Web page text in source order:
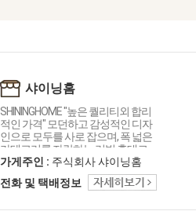
샤이닝홈
SHININGHOME "높은 퀄리티외 합리
적인 가격" 모던하고 감성적인 디자
인으로 모두를 사로 잡으며, 폭 넓은
카테고리를 자랑하는 리빙 홈데코
인테리어 샤이닝홈입니다.
가게주인 : 주식회사 샤이닝홈
전화 및 택배정보